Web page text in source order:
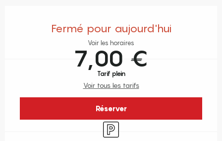
Fermé pour aujourd'hui
Voir les horaires
7,00 €
Tarif plein
Voir tous les tarifs
Réserver
Parking